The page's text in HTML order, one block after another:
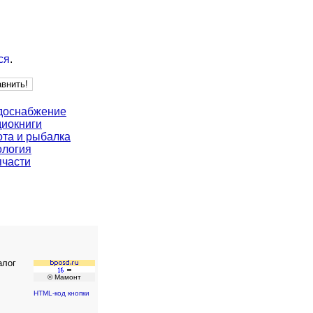
.
и рыбалка
© Мамонт
HTML-код кнопки